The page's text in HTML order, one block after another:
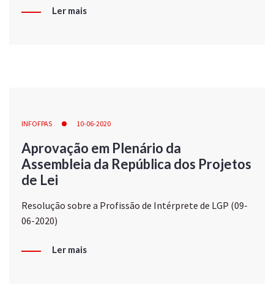
Ler mais
INFOFPAS 10-06-2020
Aprovação em Plenário da
Assembleia da República dos Projetos
de Lei
Resolução sobre a Profissão de Intérprete de LGP (09-
06-2020)
Ler mais